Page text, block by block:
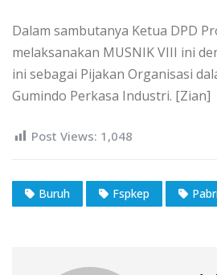
Dalam sambutanya Ketua DPD
melaksanakan MUSNIK VIII ini
ini sebagai Pijakan Organisasi
Gumindo Perkasa Industri. [Zian]
Post Views: 1,048
Buruh Fspkep